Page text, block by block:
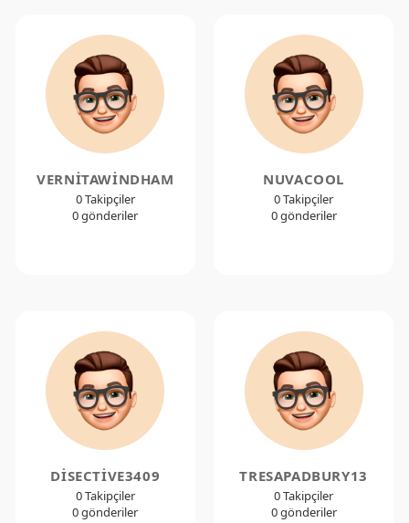
VERNITAWINDHAM
0 Takipçiler
0 gönderiler
NUVACOOL
0 Takipçiler
0 gönderiler
DISECTIVE3409
0 Takipçiler
0 gönderiler
TRESAPADBURY13
0 Takipçiler
0 gönderiler